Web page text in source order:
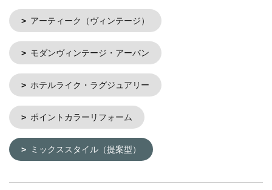
アーティーク（ヴィンテージ）
モダンヴィンテージ・アーバン
ホテルライク・ラグジュアリー
ポイントカラーリフォーム
ミックススタイル（提案型）